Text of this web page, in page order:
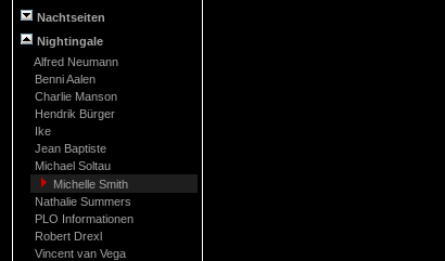
Nachtseiten
Nightingale
Alfred Neumann
Benni Aalen
Charlie Manson
Hendrik Bürger
Ike
Jean Baptiste
Michael Soltau
Michelle Smith
Nathalie Summers
PLO Informationen
Robert Drexl
Vincent van Vega